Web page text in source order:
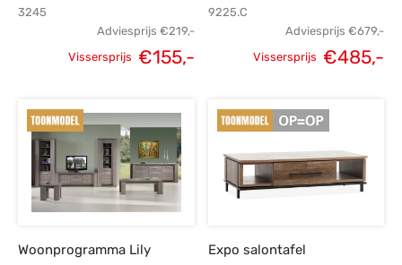
3245
Adviesprijs €219,-
€219,-.
Vissersprijs €155,-
prijs is:
€155,-.
9225.C
Adviesprijs €679,-
prijs was:
€679,-.
Vissersprijs €485,-
Woonprogramma Lily Expo salontafel